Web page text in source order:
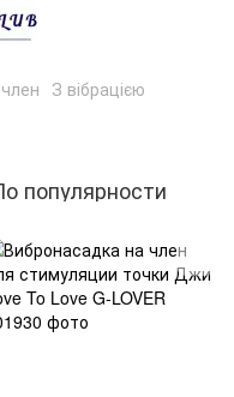
З вібрацією
популярности